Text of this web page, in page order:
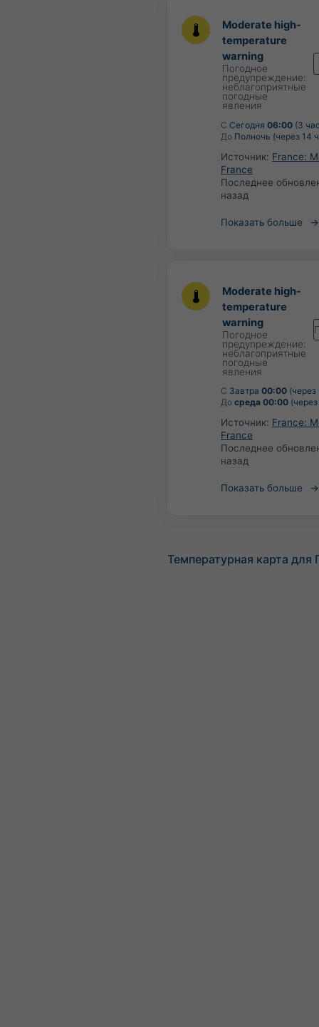
Moderate high-
temperature
warning
Погодное
предупреждение:
неблагоприятные
погодные
явления
С Сегодня 06:00 (3
До Полночь (через 14
Источник: France:
France
Последнее
назад
Показать больше
Moderate high-
temperature
warning
Погодное
предупреждение:
неблагоприятные
погодные
явления
С Завтра 00:00 (через
До среда 00:00
Источник: France:
France
Последнее
назад
Показать больше
Температурная карта